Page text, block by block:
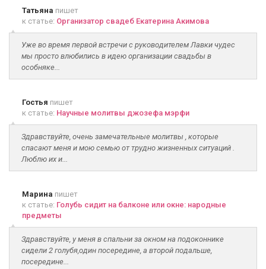
Татьяна пишет
к статье: Организатор свадеб Екатерина Акимова
Уже во время первой встречи с руководителем Лавки чудес
мы просто влюбились в идею организации свадьбы в
особняке...
Гостья пишет
к статье: Научные молитвы джозефа мэрфи
Здравствуйте, очень замечательные молитвы , которые
спасают меня и мою семью от трудно жизненных ситуаций .
Люблю их и...
Марина пишет
к статье: Голубь сидит на балконе или окне: народные
предметы
Здравствуйте, у меня в спальни за окном на подоконнике
сидели 2 голубя,один посередине, а второй подальше,
посередине...